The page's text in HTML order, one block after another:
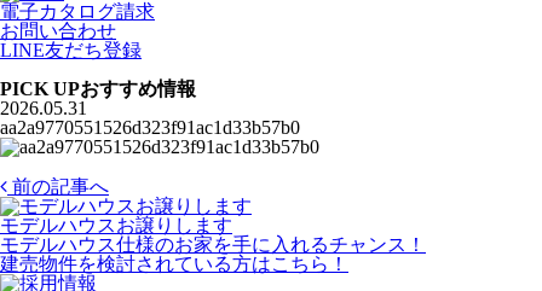
電子カタログ請求
お問い合わせ
LINE友だち登録
PICK UPおすすめ情報
2026.05.31
aa2a9770551526d323f91ac1d33b57b0
前の記事へ
モデルハウスお譲りします
モデルハウス仕様のお家を手に入れるチャンス！
建売物件を検討されている方はこちら！